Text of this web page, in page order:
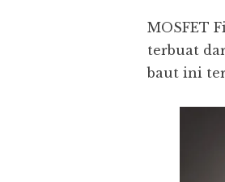
MOSFET
terbuat
baut ini